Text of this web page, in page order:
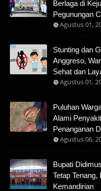
Berlaga di
Pegunungan
Agustus 01,
Stunting dan
Anggreso,
Sehat dan
Agustus 01,
Puluhan
Alami
Penanganan
Agustus 06,
Bupati
Tetap
Kemandirian